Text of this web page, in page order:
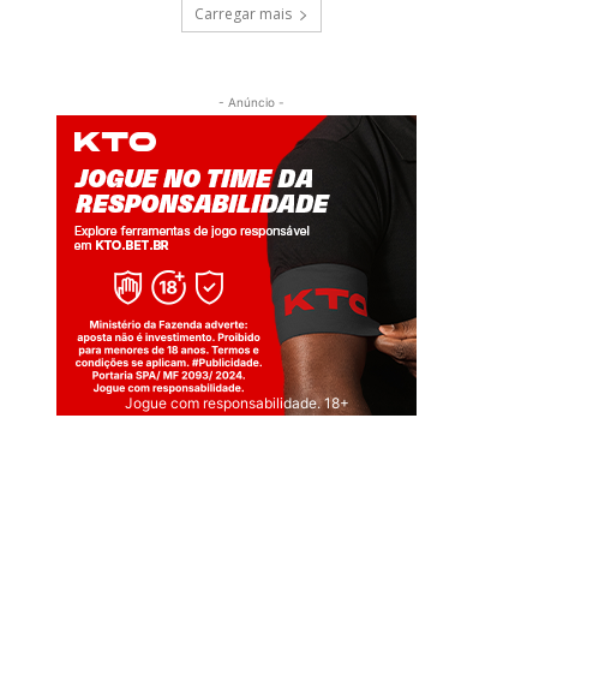
Carregar mais
- Anúncio -
Jogue com responsabilidade. 18+